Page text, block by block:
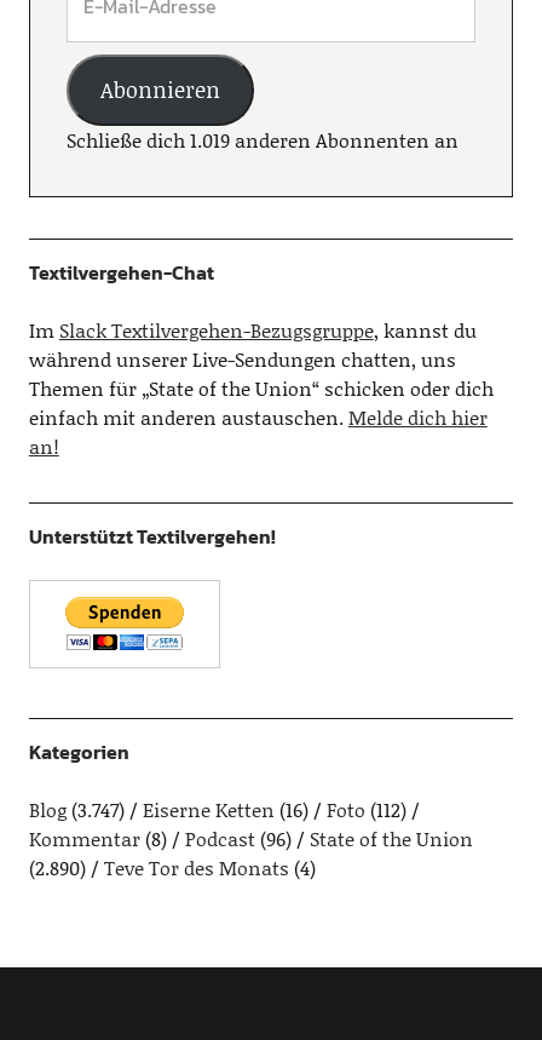
Abonnieren
Schließe dich 1.019 anderen Abonnenten an
Textilvergehen-Chat
Im Slack Textilvergehen-Bezugsgruppe, kannst du
während unserer Live-Sendungen chatten, uns
Themen für „State of the Union“ schicken oder dich
einfach mit anderen austauschen.Melde dich hier
an!
Unterstützt Textilvergehen!
Kategorien
Blog(3.747) Eiserne Ketten (16) Foto (112)
Kommentar(8) Podcast(96)
State of the Union
(2.890)
Teve Tor des Monats (4)